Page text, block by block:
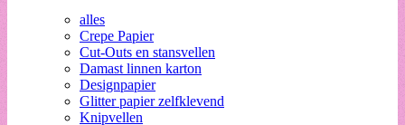
alles
Crepe Papier
Cut-Outs en stansvellen
Damast linnen karton
Designpapier
Glitter papier zelfklevend
Knipvellen